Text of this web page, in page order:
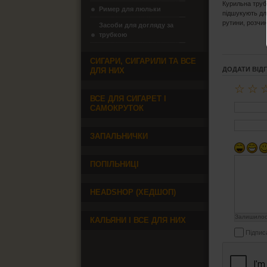
Курильна
підшукують
рутини,
ДОДАТИ
☆
☆
Ример для люльки
Засоби для догляду за
трубкою
СИГАРИ, СИГАРИЛИ ТА ВСЕ
ДЛЯ НИХ
ВСЕ ДЛЯ СИГАРЕТ І
САМОКРУТОК
ЗАПАЛЬНИЧКИ
ПОПІЛЬНИЦІ
HEADSHOP (ХЕДШОП)
КАЛЬЯНИ І ВСЕ ДЛЯ НИХ